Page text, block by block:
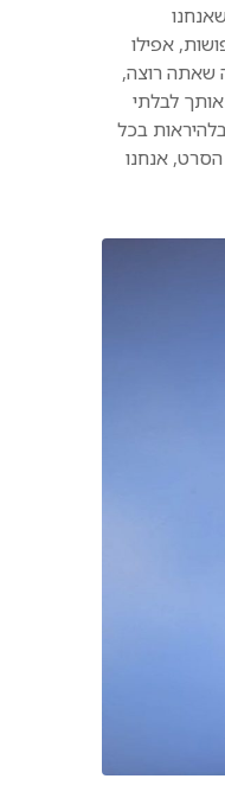
אפילו
שאתה רוצה,
לבלתי
בכל
הסרט, אנחנו